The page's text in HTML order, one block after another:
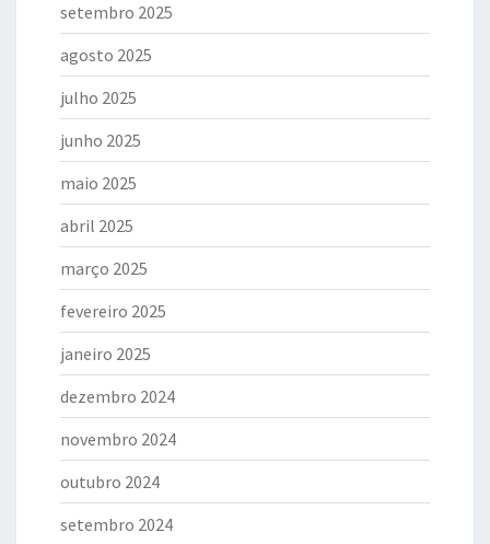
setembro 2025
agosto 2025
julho 2025
junho 2025
maio 2025
abril 2025
março 2025
fevereiro 2025
janeiro 2025
dezembro 2024
novembro 2024
outubro 2024
setembro 2024